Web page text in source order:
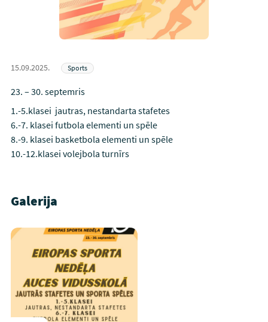
15.09.2025. Sports
23. – 30. septemris
1.-5.klasei jautras, nestandarta stafetes
6.-7. klasei futbola elementi un spēle
8.-9. klasei basketbola elementi un spēle
10.-12.klasei volejbola turnīrs
Galerija